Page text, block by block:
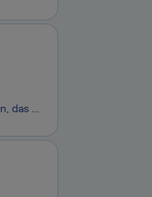
Wer wir sind - FEPS GmbHDie FEPS GmbH ist ein dynamisch wachsendes, innovatives Unternehmen, das auf schlüsselfertige Modul- und Systembauweise spezialisiert ist. Als Generalunternehmer verantworten wir den gesamten Zyklus von der integrierten BIM-Planung und der hochautomatisierten industriellen Fe